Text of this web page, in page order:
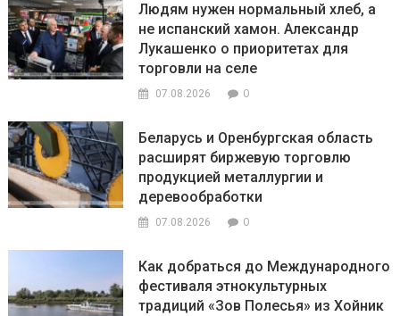
Людям нужен нормальный хлеб, а
не испанский хамон. Александр
Лукашенко о приоритетах для
торговли на селе
07.08.2026 0
Беларусь и Оренбургская область
расширят биржевую торговлю
продукцией металлургии и
деревообработки
07.08.2026 0
Как добраться до Международного
фестиваля этнокультурных
традиций «Зов Полесья» из Хойник